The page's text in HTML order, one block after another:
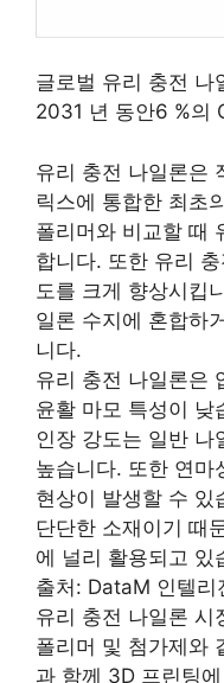
글로벌 유리 충전
2031 년 동안6 %의
유리 충전 나일론은
릭스에 통합한 최초
폴리머와 비교할 때
합니다. 또한 유리
도를 크게 향상시킵
일론 수지에 혼합하
니다.
유리 충전 나일론은
윤활 마모 특성이 낮
인장 강도는 일반
높습니다. 또한 연마
현상이 발생할 수 있
단단한 소재이기 때
에 널리 활용되고 있
출처: DataM 인텔
유리 충전 나일론 시
폴리머 및 첨가제와
과 함께 3D 프린팅